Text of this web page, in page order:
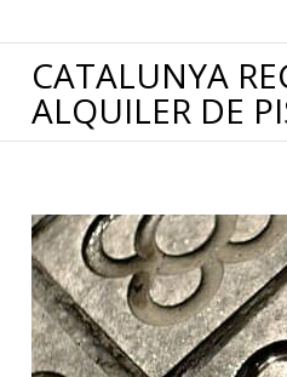
CATALUNYA
ALQUILER DE